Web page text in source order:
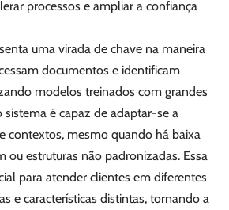
processos e ampliar a confiança
uma virada de chave na maneira
documentos e identificam
modelos treinados com grandes
é capaz de adaptar-se a
contextos, mesmo quando há baixa
ou estruturas não padronizadas. Essa
para atender clientes em diferentes
e características distintas, tornando a